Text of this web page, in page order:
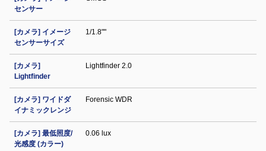
センサー
[カメラ] イメージ
センサーサイズ
1/1.8""
[カメラ]
Lightfinder
Lightfinder 2.0
[カメラ] ワイドダ
イナミックレンジ
Forensic WDR
[カメラ] 最低照度/
光感度 (カラー)
0.06 lux